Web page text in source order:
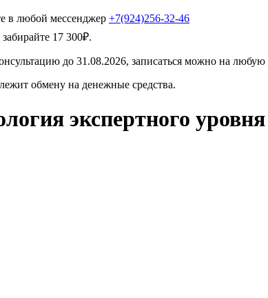
в любой мессенджер +7(924)256-32-46
17 300₽.
до 31.08.2026, записаться можно на любую
обмену на денежные средства.
экспертного уровня